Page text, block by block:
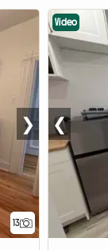
13
❯
Video
❮